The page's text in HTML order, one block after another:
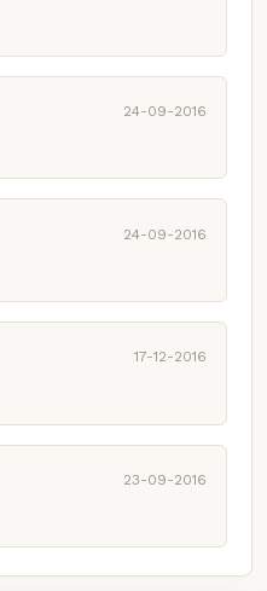
24-09-2016
24-09-2016
17-12-2016
23-09-2016